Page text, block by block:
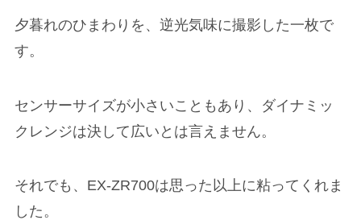
夕暮れのひまわりを、逆光気味に撮影した一枚で
す。
センサーサイズが小さいこともあり、ダイナミッ
クレンジは決して広いとは言えません。
それでも、EX-ZR700は思った以上に粘ってくれま
した。